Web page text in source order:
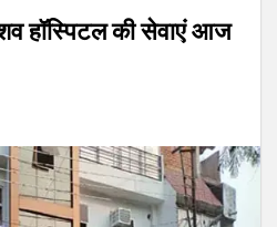
हॉस्पिटल की सेवाएं आज